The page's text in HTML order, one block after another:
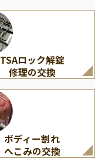
TSAロック解錠
修理の交換
ボディー割れ
へこみの交換